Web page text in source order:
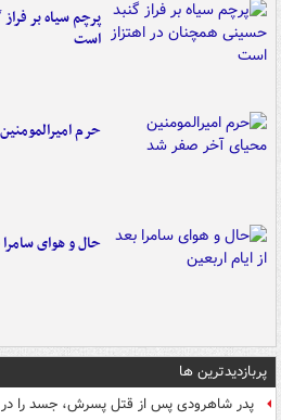
پرچم سیاه بر
است
حرم
حال و هوای سامرا
پربازدیدترین ها
پدر شاهرودی پس از قتل پسرش، جسد را